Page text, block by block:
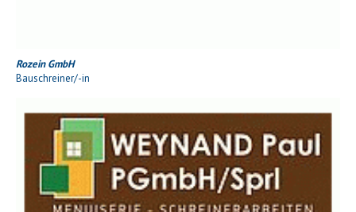
Rozein GmbH
Bauschreiner/-in